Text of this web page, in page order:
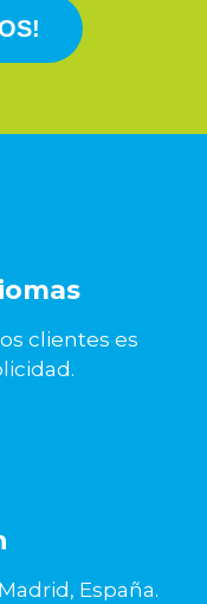
clientes es
España.